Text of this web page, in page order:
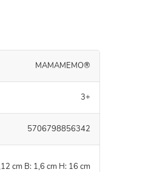
MAMAMEMO®
3+
5706798856342
cm B: 1,6 cm H: 16 cm